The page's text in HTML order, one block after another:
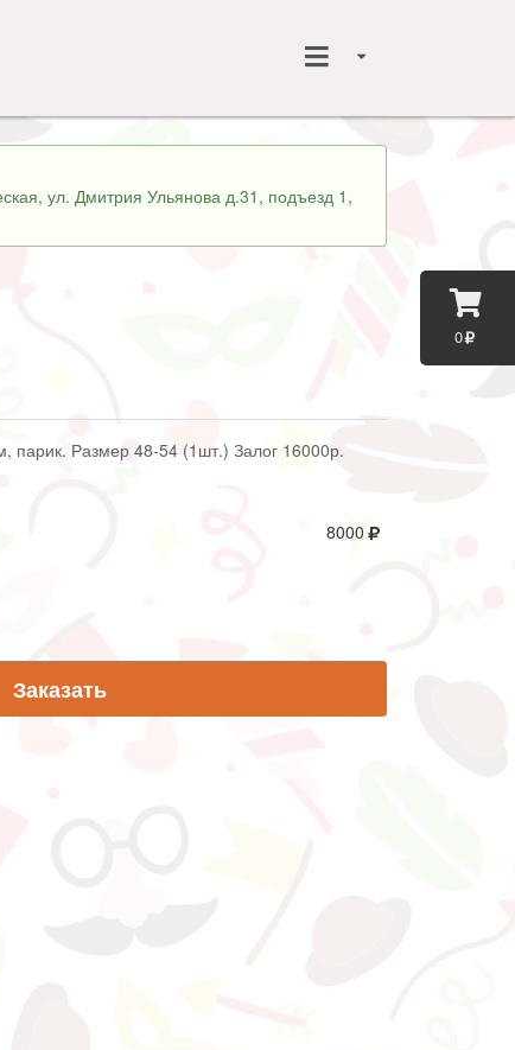
0
ул. Дмитрия Ульянова д.31, подъезд 1,
парик. Размер 48-54 (1шт.) Залог 16000р.
8000
Заказать